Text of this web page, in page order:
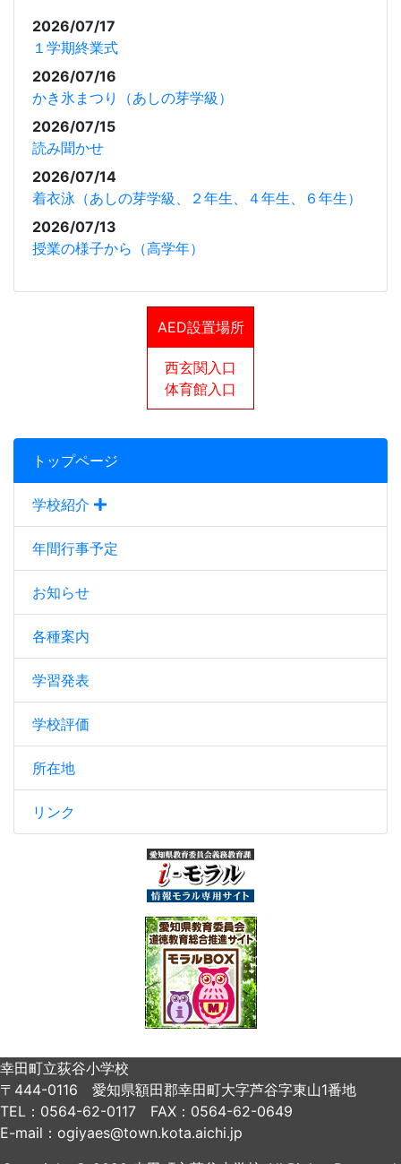
AED設置場所
西玄関入口
体育館入口
トップページ
学校紹介
年間行事予定
お知らせ
各種案内
学習発表
学校評価
所在地
リンク
2026/07/17
１学期終業式
2026/07/16
かき氷まつり（あしの芽学級）
2026/07/15
読み聞かせ
2026/07/14
着衣泳（あしの芽学級、２年生、４年生、６年生）
2026/07/13
授業の様子から（高学年）
幸田町立荻谷小学校
〒444-0116 愛知県額田郡幸田町大字芦谷字東山1番地
TEL：0564-62-0117 FAX：0564-62-0649
E-mail：ogiyaes@town.kota.aichi.jp